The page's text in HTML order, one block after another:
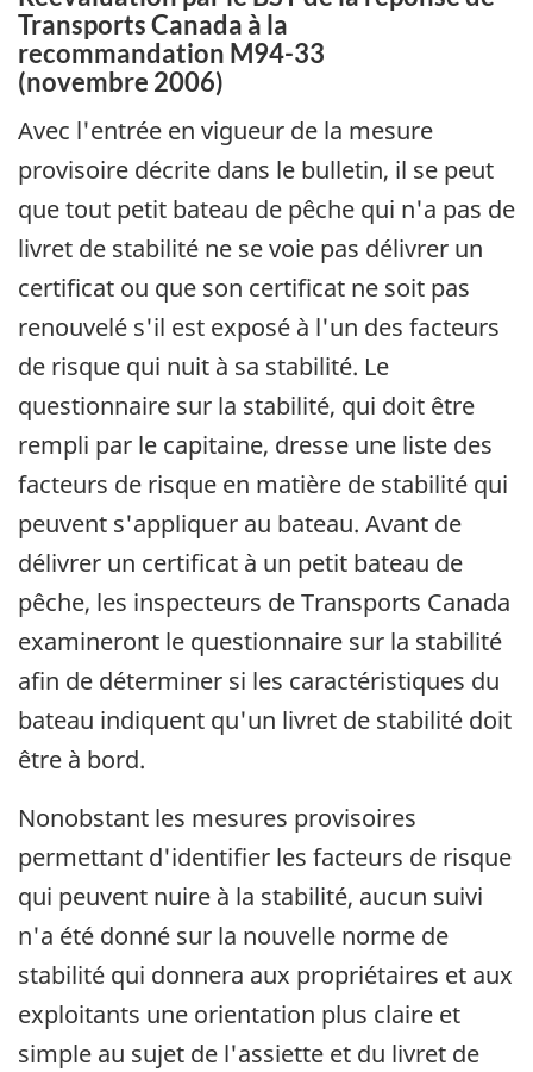
Transports Canada à la
recommandation M94-33
(novembre 2006)
Avec l'entrée en vigueur de la mesure
provisoire décrite dans le bulletin, il se peut
que tout petit bateau de pêche qui n'a pas de
livret de stabilité ne se voie pas délivrer un
certificat ou que son certificat ne soit pas
renouvelé s'il est exposé à l'un des facteurs
de risque qui nuit à sa stabilité. Le
questionnaire sur la stabilité, qui doit être
rempli par le capitaine, dresse une liste des
facteurs de risque en matière de stabilité qui
peuvent s'appliquer au bateau. Avant de
délivrer un certificat à un petit bateau de
pêche, les inspecteurs de Transports Canada
examineront le questionnaire sur la stabilité
afin de déterminer si les caractéristiques du
bateau indiquent qu'un livret de stabilité doit
être à bord.
Nonobstant les mesures provisoires
permettant d'identifier les facteurs de risque
qui peuvent nuire à la stabilité, aucun suivi
n'a été donné sur la nouvelle norme de
stabilité qui donnera aux propriétaires et aux
exploitants une orientation plus claire et
simple au sujet de l'assiette et du livret de